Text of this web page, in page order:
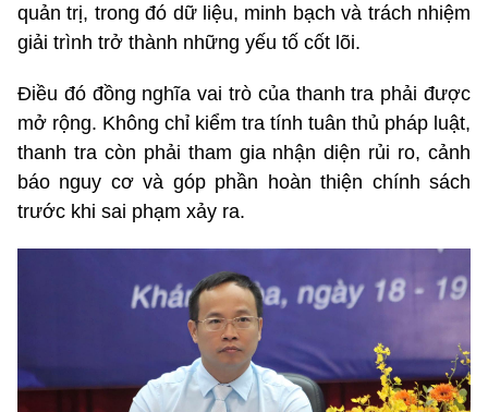
quản trị, trong đó dữ liệu, minh bạch và trách nhiệm
giải trình trở thành những yếu tố cốt lõi.
Điều đó đồng nghĩa vai trò của thanh tra phải được
mở rộng. Không chỉ kiểm tra tính tuân thủ pháp luật,
thanh tra còn phải tham gia nhận diện rủi ro, cảnh
báo nguy cơ và góp phần hoàn thiện chính sách
trước khi sai phạm xảy ra.